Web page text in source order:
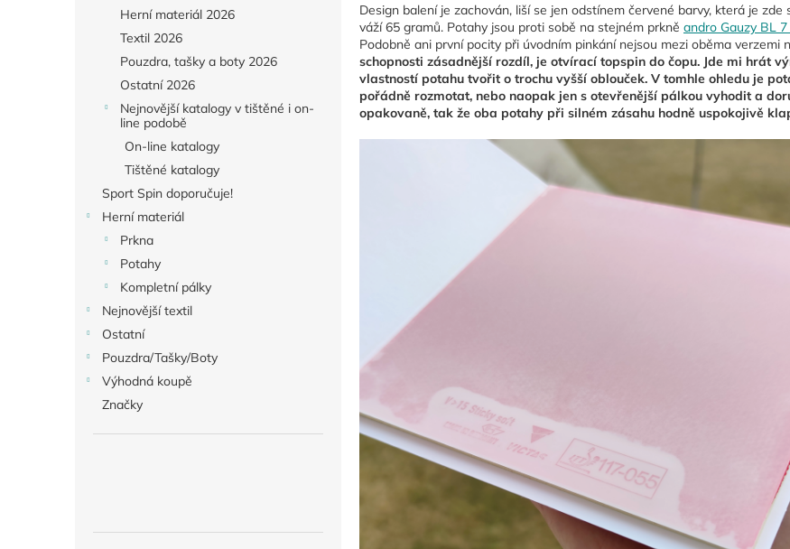
Herní materiál 2026
Textil 2026
Pouzdra, tašky a boty 2026
Ostatní 2026
Nejnovější katalogy v tištěné i on-
line podobě
On-line katalogy
Tištěné katalogy
Sport Spin doporučuje!
Herní materiál
Prkna
Potahy
Kompletní pálky
Nejnovější textil
Ostatní
Pouzdra/Tašky/Boty
Výhodná koupě
Značky
Design balení je zachován, liší se jen odstínem červené barvy, která je
váží 65 gramů. Potahy jsou proti sobě na stejném prkně andro Gauzy BL 7
Podobně ani první pocity při úvodním pinkání nejsou mezi oběma verzemi
schopnosti zásadnější rozdíl, je otvírací topspin do čopu. Jde mi hrát
vlastností potahu tvořit o trochu vyšší oblouček. V tomhle ohledu je
pořádně rozmotat, nebo naopak jen s otevřenější pálkou vyhodit a
opakovaně, tak že oba potahy při silném zásahu hodně uspokojivě